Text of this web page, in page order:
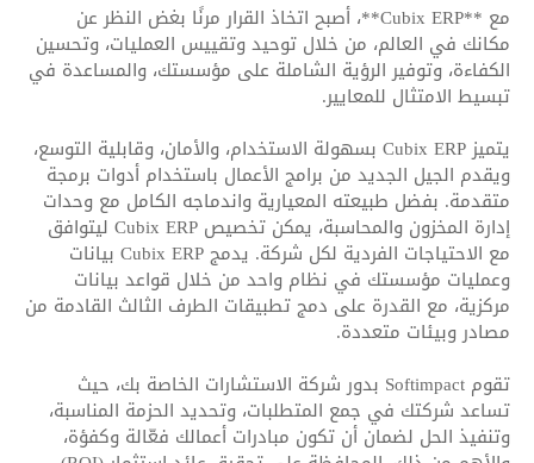
مع **Cubix ERP**، أصبح اتخاذ القرار مرنًا بغض النظر عن
مكانك في العالم، من خلال توحيد وتقييس العمليات، وتحسين
الكفاءة، وتوفير الرؤية الشاملة على مؤسستك، والمساعدة في
تبسيط الامتثال للمعايير.
يتميز Cubix ERP بسهولة الاستخدام، والأمان، وقابلية التوسع،
ويقدم الجيل الجديد من برامج الأعمال باستخدام أدوات برمجة
متقدمة. بفضل طبيعته المعيارية واندماجه الكامل مع وحدات
إدارة المخزون والمحاسبة، يمكن تخصيص Cubix ERP ليتوافق
مع الاحتياجات الفردية لكل شركة. يدمج Cubix ERP بيانات
وعمليات مؤسستك في نظام واحد من خلال قواعد بيانات
مركزية، مع القدرة على دمج تطبيقات الطرف الثالث القادمة من
مصادر وبيئات متعددة.
تقوم Softimpact بدور شركة الاستشارات الخاصة بك، حيث
تساعد شركتك في جمع المتطلبات، وتحديد الحزمة المناسبة،
وتنفيذ الحل لضمان أن تكون مبادرات أعمالك فعّالة وكفؤة،